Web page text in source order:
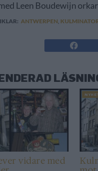
Leen Boudewijn
ANTWERPEN,
vidare med